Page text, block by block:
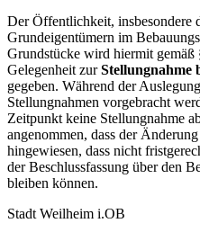
Der Öffentlichkeit, insbesondere
Grundeigentümern im
Grundstücke wird hiermit
Gelegenheit zurStellungnahme
gegeben. Während der
Stellungnahmen vorgebracht
Zeitpunkt keine Stellungnahme
angenommen, dass der
hingewiesen, dass nicht
der Beschlussfassung über den
bleiben können.
Stadt Weilheim i.OB